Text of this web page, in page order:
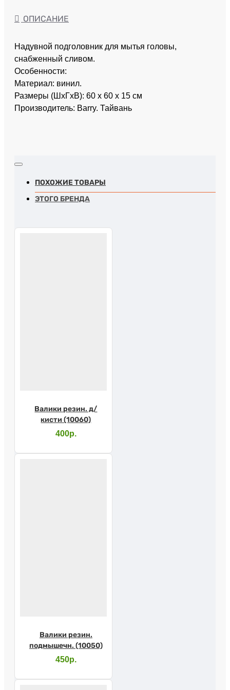
ОПИСАНИЕ
Надувной подголовник для мытья головы,
снабженный сливом.
Особенности:
Материал: винил.
Размеры (ШхГхВ): 60 х 60 х 15 см
Производитель: Barry. Тайвань
ПОХОЖИЕ ТОВАРЫ
ЭТОГО БРЕНДА
Валики резин. д/
кисти (10060)
400р.
Валики резин.
подмышечн. (10050)
450р.